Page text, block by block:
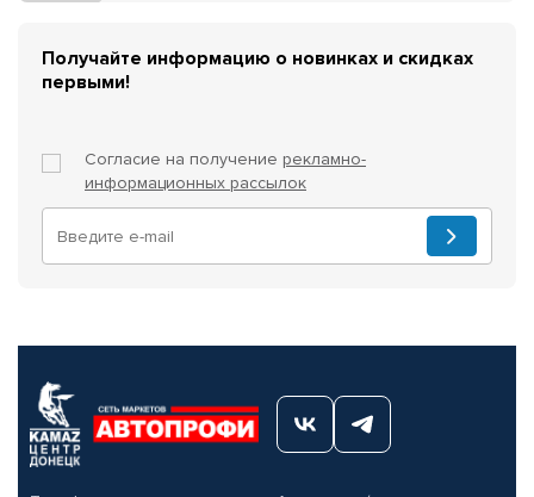
Получайте информацию о новинках и скидках
первыми!
Согласие на получение рекламно-
информационных рассылок